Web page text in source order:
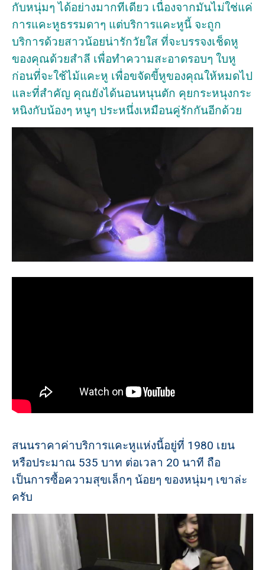
กับหนุ่มๆ ได้อย่างมากทีเดียว เนื่องจากมันไม่ใช่แค่
การแคะหูธรรมดาๆ แต่บริการแคะหูนี้ จะถูก
บริการด้วยสาวน้อยน่ารักวัยใส ที่จะบรรจงเช็ดหู
ของคุณด้วยสำลี เพื่อทำความสะอาดรอบๆ ใบหู
ก่อนที่จะใช้ไม้แคะหู เพื่อขจัดขี้หูของคุณให้หมดไป
และที่สำคัญ คุณยังได้นอนหนุนตัก คุยกระหนุงกระ
หนิงกับน้องๆ หนูๆ ประหนึ่งเหมือนคู่รักกันอีกด้วย
สนนราคาค่าบริการแคะหูแห่งนี้อยู่ที่ 1980 เยน
หรือประมาณ 535 บาท ต่อเวลา 20 นาที ถือ
เป็นการซื้อความสุขเล็กๆ น้อยๆ ของหนุ่มๆ เขาล่ะ
ครับ